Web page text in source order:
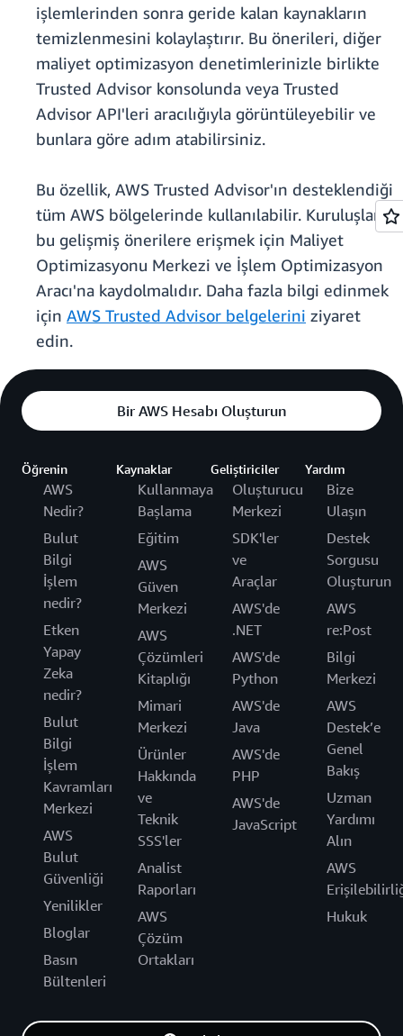
işlemlerinden sonra geride kalan kaynakların
temizlenmesini kolaylaştırır. Bu önerileri, diğer
maliyet optimizasyon denetimlerinizle birlikte
Trusted Advisor konsolunda veya Trusted
Advisor API'leri aracılığıyla görüntüleyebilir ve
bunlara göre adım atabilirsiniz.
Bu özellik, AWS Trusted Advisor'ın desteklendiği
tüm AWS bölgelerinde kullanılabilir. Kuruluşlar,
bu gelişmiş önerilere erişmek için Maliyet
Optimizasyonu Merkezi ve İşlem Optimizasyon
Aracı'na kaydolmalıdır. Daha fazla bilgi edinmek
için AWS Trusted Advisor belgelerini ziyaret
edin.
Bir AWS Hesabı Oluşturun
Öğrenin
AWS
Nedir?
Bulut
Bilgi
İşlem
nedir?
Etken
Yapay
Zeka
nedir?
Bulut
Bilgi
İşlem
Kavramları
Merkezi
AWS
Bulut
Güvenliği
Yenilikler
Bloglar
Basın
Bültenleri
Kaynaklar
Kullanmaya
Başlama
Eğitim
AWS
Güven
Merkezi
AWS
Çözümleri
Kitaplığı
Mimari
Merkezi
Ürünler
Hakkında
ve
Teknik
SSS'ler
Analist
Raporları
AWS
Çözüm
Ortakları
Geliştiriciler
Oluşturucu
Merkezi
SDK'ler
ve
Araçlar
AWS'de
.NET
AWS'de
Python
AWS'de
Java
AWS'de
PHP
AWS'de
JavaScript
Yardım
Bize
Ulaşın
Destek
Sorgusu
Oluşturun
AWS
re:Post
Bilgi
Merkezi
AWS
Destek’e
Genel
Bakış
Uzman
Yardımı
Alın
AWS
Hukuk